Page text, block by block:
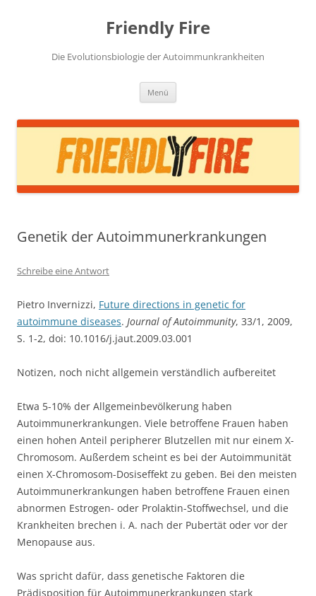
Friendly Fire
Die Evolutionsbiologie der Autoimmunkrankheiten
Menü
Genetik der Autoimmunerkrankungen
Schreibe eine Antwort
Pietro Invernizzi, Future directions in genetic for
autoimmune diseases. Journal of Autoimmunity, 33/1, 2009,
S. 1-2, doi: 10.1016/j.jaut.2009.03.001
Notizen, noch nicht allgemein verständlich aufbereitet
Etwa 5-10% der Allgemeinbevölkerung haben
Autoimmunerkrankungen. Viele betroffene Frauen haben
einen hohen Anteil peripherer Blutzellen mit nur einem X-
Chromosom. Außerdem scheint es bei der Autoimmunität
einen X-Chromosom-Dosiseffekt zu geben. Bei den meisten
Autoimmunerkrankungen haben betroffene Frauen einen
abnormen Estrogen- oder Prolaktin-Stoffwechsel, und die
Krankheiten brechen i. A. nach der Pubertät oder vor der
Menopause aus.
Was spricht dafür, dass genetische Faktoren die
Prädisposition für Autoimmunerkrankungen stark